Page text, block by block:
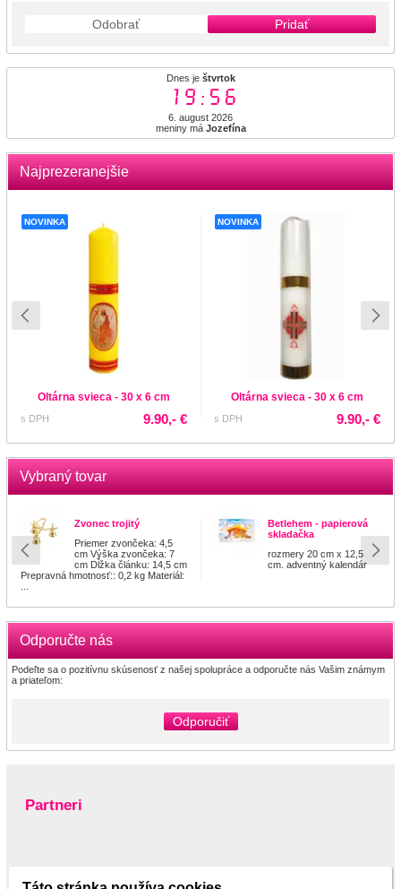
Odobrať Pridať
Dnes je štvrtok
19:56
6. august 2026
meniny má Jozefína
Najprezeranejšie
NOVINKA
Oltárna svieca - 30 x 6 cm
s DPH 9.90,- €
NOVINKA
Oltárna svieca - 30 x 6 cm
s DPH 9.90,- €
Vybraný tovar
Zvonec trojitý
Priemer zvončeka: 4,5
cm Výška zvončeka: 7
cm Dĺžka článku: 14,5 cm
Prepravná hmotnosť:: 0,2 kg Materiál:
Betlehem - papierová
skladačka
rozmery 20 cm x 12,5
cm. adventný kalendár
Odporučte nás
Podeľte sa o pozitívnu skúsenosť z našej spolupráce a odporučte nás Vašim známym
a priateľom:
Odporučiť
Partneri